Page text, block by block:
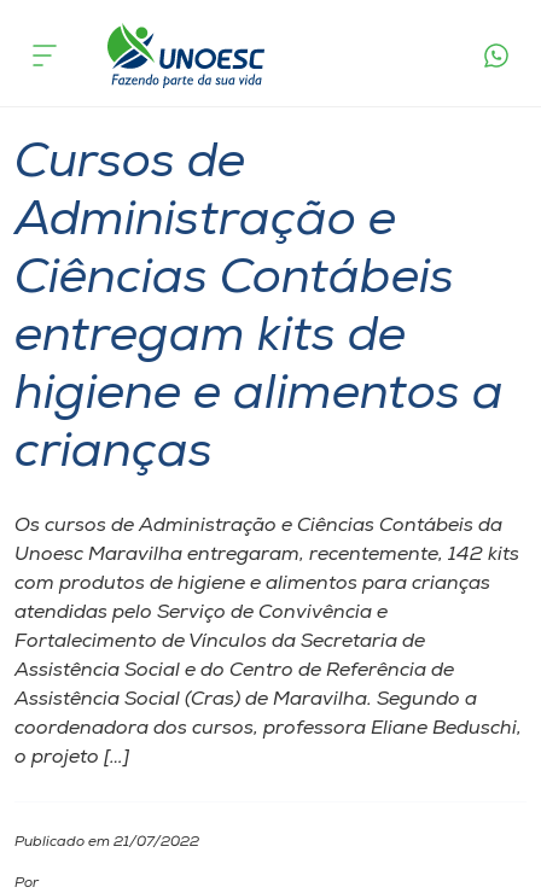
Cursos
Pesquisa
Atendimento ao Estudante
Portal de Ensino
Unoesc
Internacionalização
I.nova
Diplomados
Cultura
Biblioteca
acontece
Cursos de
Administração e
Ciências Contábeis
entregam kits de
higiene e alimentos a
crianças
Os cursos de Administração e Ciências Contábeis da
Unoesc Maravilha entregaram, recentemente, 142 kits
com produtos de higiene e alimentos para crianças
atendidas pelo Serviço de Convivência e
Fortalecimento de Vínculos da Secretaria de
Assistência Social e do Centro de Referência de
Assistência Social (Cras) de Maravilha. Segundo a
coordenadora dos cursos, professora Eliane Beduschi,
o projeto […]
Publicado em 21/07/2022
Por